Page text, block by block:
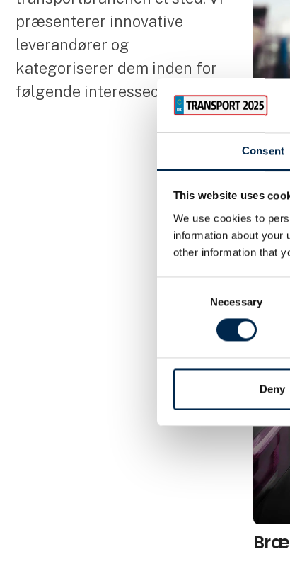
Consent
This website uses
We use cookies to
information about your
other information that
Necessary
Deny
præsenterer innovative
leverandører og
kategoriserer dem inden for
følgende interesseområder: